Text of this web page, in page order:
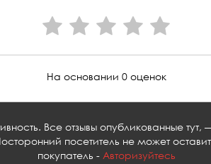
На основании 0 оценок
Все отзывы опубликованные тут,
посетитель не может
покупатель - Авторизуйтесь